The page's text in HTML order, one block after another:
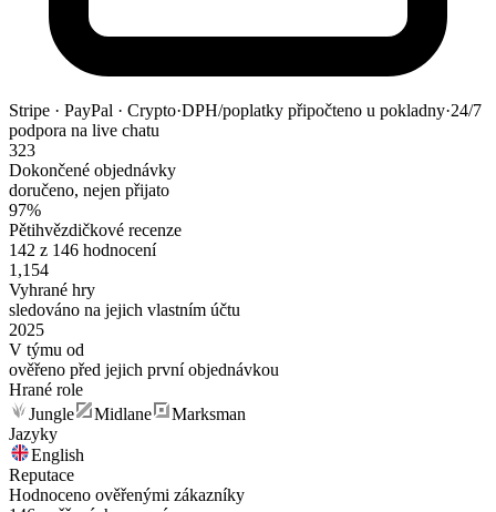
Stripe · PayPal · Crypto·DPH/poplatky připočteno u pokladny·24/7
podpora na live chatu
323
Dokončené objednávky
doručeno, nejen přijato
97%
Pětihvězdičkové recenze
142 z 146 hodnocení
1,154
Vyhrané hry
sledováno na jejich vlastním účtu
2025
V týmu od
ověřeno před jejich první objednávkou
Hrané role
Jungle
Midlane
Marksman
Jazyky
English
Reputace
Hodnoceno ověřenými zákazníky